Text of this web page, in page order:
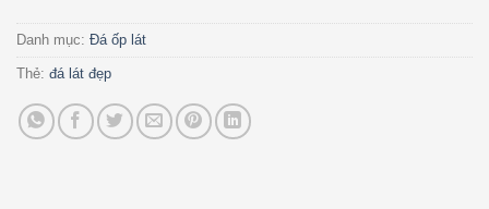
Danh mục: Đá ốp lát
Thẻ: đá lát đẹp